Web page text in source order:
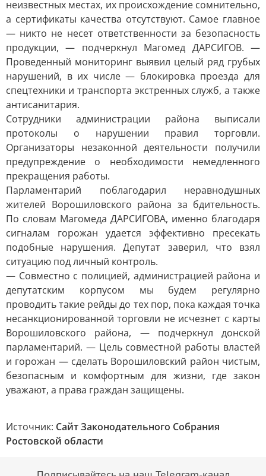
неизвестных местах, их происхождение сомнительно,
а сертификаты качества отсутствуют. Самое главное
— никто не несет ответственности за безопасность
продукции, — подчеркнул Магомед ДАРСИГОВ. —
Проведенный мониторинг выявил целый ряд грубых
нарушений, в их числе — блокировка проезда для
спецтехники и транспорта экстренных служб, а также
антисанитария.
Сотрудники администрации района выписали
протоколы о нарушении правил торговли.
Организаторы незаконной деятельности получили
предупреждение о необходимости немедленного
прекращения работы.
Парламентарий поблагодарил неравнодушных
жителей Ворошиловского района за бдительность.
По словам Магомеда ДАРСИГОВА, именно благодаря
сигналам горожан удается эффективно пресекать
подобные нарушения. Депутат заверил, что взял
ситуацию под личный контроль.
— Совместно с полицией, администрацией района и
депутатским корпусом мы будем регулярно
проводить такие рейды до тех пор, пока каждая точка
несанкционированной торговли не исчезнет с карты
Ворошиловского района, — подчеркнул донской
парламентарий. — Цель совместной работы властей
и горожан — сделать Ворошиловский район чистым,
безопасным и комфортным для жизни, где закон
уважают, а права граждан защищены.
Источник: Сайт Законодательного Собрания
Ростовской области